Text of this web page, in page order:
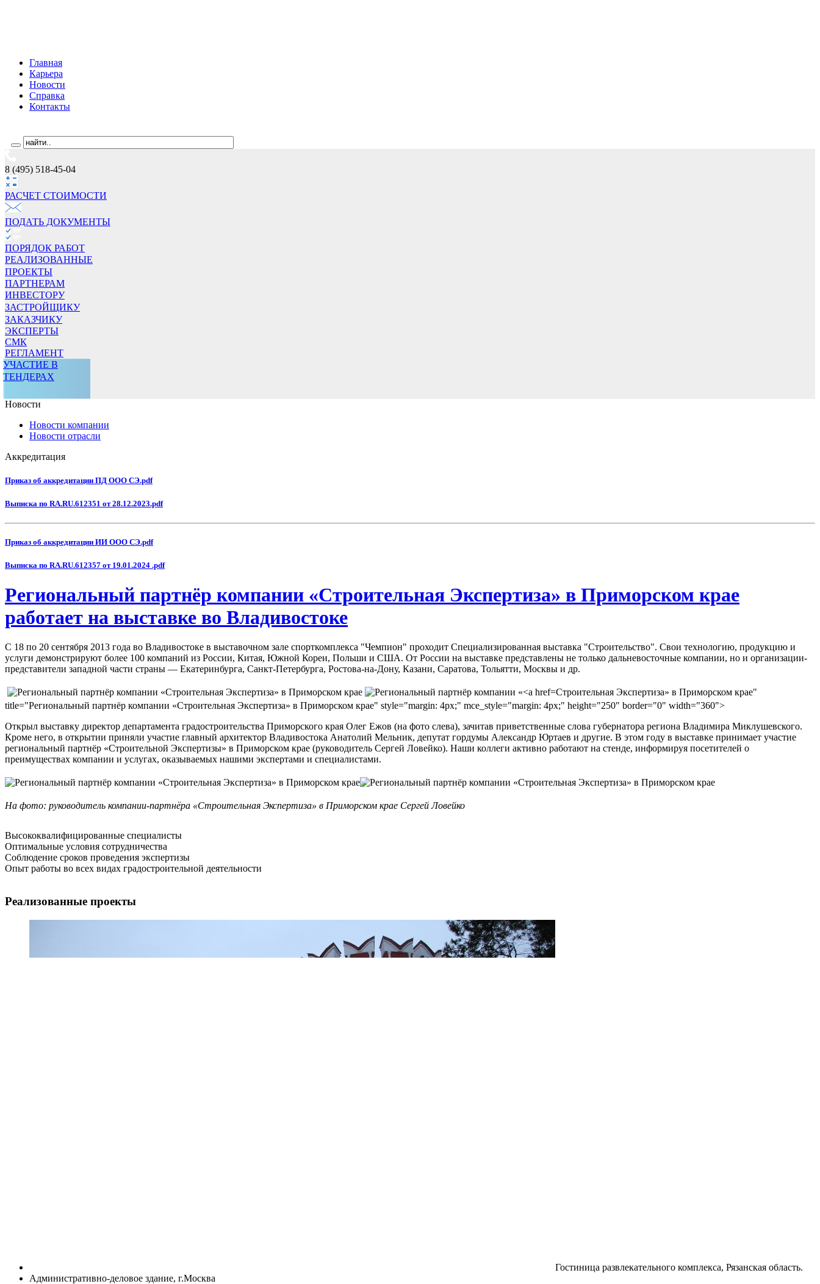
Главная
Карьера
Новости
Справка
Контакты
8 (495) 518-45-04
РАСЧЕТ СТОИМОCТИ
ПОДАТЬ ДОКУМЕНТЫ
ПОРЯДОК РАБОТ
РЕАЛИЗОВАННЫЕ
ПРОЕКТЫ
ПАРТНЕРАМ
ИНВЕСТОРУ
ЗАСТРОЙЩИКУ
ЗАКАЗЧИКУ
ЭКСПЕРТЫ
СМК
РЕГЛАМЕНТ
УЧАСТИЕ В
ТЕНДЕРАХ
Новости
Новости компании
Новости отрасли
Аккредитация
Приказ об аккредитации ПД ООО СЭ.pdf
Выписка по RA.RU.612351 от 28.12.2023.pdf
Приказ об аккредитации ИИ ООО СЭ.pdf
Выписка по RA.RU.612357 от 19.01.2024 .pdf
Региональный партнёр компании «Строительная Экспертиза» в Приморском крае
работает на выставке во Владивостоке
С 18 по 20 сентября 2013 года во Владивостоке в выставочном зале спорткомплекса "Чемпион" проходит Специализированная выставка "Строительство". Свои технологию, продукцию и
услуги демонстрируют более 100 компаний из России, Китая, Южной Кореи, Польши и США. От России на выставке представлены не только дальневосточные компании, но и организации-
представители западной части страны — Екатеринбурга, Санкт-Петербурга, Ростова-на-Дону, Казани, Саратова, Тольятти, Москвы и др.
Строительная Экспертиза» в Приморском крае"
title="Региональный партнёр компании «Строительная Экспертиза» в Приморском крае" style="margin: 4px;" mce_style="margin: 4px;" height="250" border="0" width="360">
Открыл выставку директор департамента градостроительства Приморского края Олег Ежов (на фото слева), зачитав приветственные слова губернатора региона Владимира Миклушевского.
Кроме него, в открытии приняли участие главный архитектор Владивостока Анатолий Мельник, депутат гордумы Александр Юртаев и другие. В этом году в выставке принимает участие
региональный партнёр «Строительной Экспертизы» в Приморском крае (руководитель Сергей Ловейко). Наши коллеги активно работают на стенде, информируя посетителей о
преимуществах компании и услугах, оказываемых нашими экспертами и специалистами.
На фото: руководитель компании-партнёра «Строительная Экспертиза» в Приморском крае Сергей Ловейко
Высококвалифицированные специалисты
Оптимальные условия сотрудничества
Соблюдение сроков проведения экспертизы
Опыт работы во всех видах градостроительной деятельности
Реализованные проекты
Гостиница развлекательного комплекса, Рязанская область.
Административно-деловое здание, г.Москва